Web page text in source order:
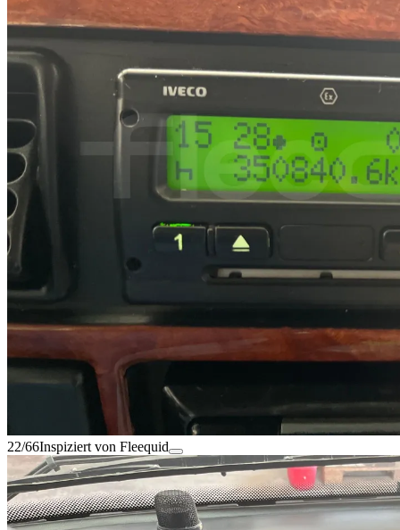
22/66Inspiziert von Fleequid